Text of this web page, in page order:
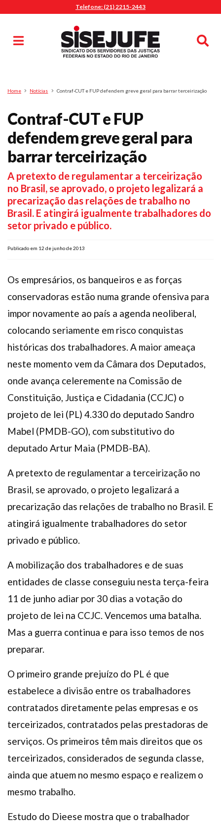
Telefone: (21) 2215-2443
Pesquisa
Home Notícias Contraf-CUT e FUP defendem greve geral para barrar terceirização
Contraf-CUT e FUP
defendem greve geral para
barrar terceirização
A pretexto de regulamentar a terceirização
no Brasil, se aprovado, o projeto legalizará a
precarização das relações de trabalho no
Brasil. E atingirá igualmente trabalhadores do
setor privado e público.
Publicado em 12 de junho de 2013
Os empresários, os banqueiros e as forças
conservadoras estão numa grande ofensiva para
impor novamente ao país a agenda neoliberal,
colocando seriamente em risco conquistas
históricas dos trabalhadores. A maior ameaça
neste momento vem da Câmara dos Deputados,
onde avança celeremente na Comissão de
Constituição, Justiça e Cidadania (CCJC) o
projeto de lei (PL) 4.330 do deputado Sandro
Mabel (PMDB-GO), com substitutivo do
deputado Artur Maia (PMDB-BA).
A pretexto de regulamentar a terceirização no
Brasil, se aprovado, o projeto legalizará a
precarização das relações de trabalho no Brasil. E
atingirá igualmente trabalhadores do setor
privado e público.
A mobilização dos trabalhadores e de suas
entidades de classe conseguiu nesta terça-feira
11 de junho adiar por 30 dias a votação do
projeto de lei na CCJC. Vencemos uma batalha.
Mas a guerra continua e para isso temos de nos
preparar.
O primeiro grande prejuízo do PL é que
estabelece a divisão entre os trabalhadores
contratados diretamente pelas empresas e os
terceirizados, contratados pelas prestadoras de
serviços. Os primeiros têm mais direitos que os
terceirizados, considerados de segunda classe,
ainda que atuem no mesmo espaço e realizem o
mesmo trabalho.
Estudo do Dieese mostra que o trabalhador
MENU
Sindicalize-se
Diretoria
O Sindicato
Agenda
Casa do Alto
Sede Campestre
Nossos Convênios
Gympass Wellhub
Seguro Auto
Plano de Saúde
Assistência Funeral
FacebookInstagramTwitter Youtube TikTok Whatsapp